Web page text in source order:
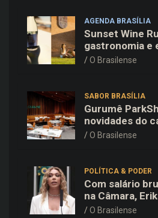
AGENDA BRASÍLIA
Sunset Wine
gastronomia e
Vinícola Brasília
O Brasilense
SABOR BRASÍLIA
Gurumê
novidades do
25% de
O Brasilense
POLÍTICA & PODER
Com salário
na Câmara,
patrimônio de
O Brasilense